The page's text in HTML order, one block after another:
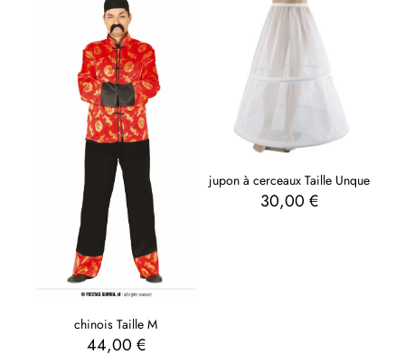
chinois Taille M
44,00 €
jupon à cerceaux Taille Unque
30,00 €